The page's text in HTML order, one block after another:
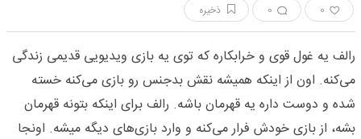
تلگرام0
0 ذخیره
رالف یه غول قوی و خرابکاره که توی یه بازی ویدیویی قدیمی زندگی
می‌کنه. اون از اینکه همیشه نقش بدجنس رو بازی می‌کنه خسته
شده و دوست داره یه قهرمان باشه. رالف برای اینکه بتونه قهرمان
بشه، از بازی خودش فرار می‌کنه و وارد بازی‌های دیگه میشه. اونجا